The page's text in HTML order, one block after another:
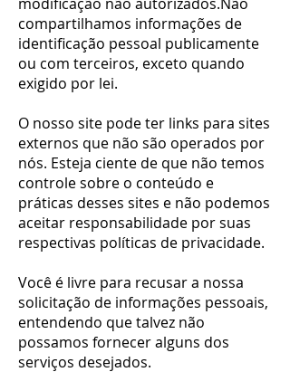
compartilhamos informações de
identificação pessoal publicamente
ou com terceiros, exceto quando
exigido por lei.
O nosso site pode ter links para sites
externos que não são operados por
nós. Esteja ciente de que não temos
controle sobre o conteúdo e
práticas desses sites e não podemos
aceitar responsabilidade por suas
respectivas políticas de privacidade.
Você é livre para recusar a nossa
solicitação de informações pessoais,
entendendo que talvez não
possamos fornecer alguns dos
serviços desejados.